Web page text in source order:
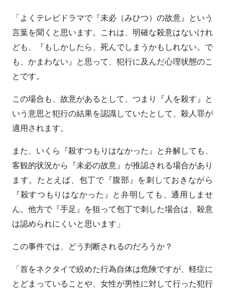
「よくテレビドラマで『未必（みひつ）の故意』という
言葉を聞くと思います。これは、明確な殺意はないけれ
ども、『もしかしたら、死んでしまうかもしれない。で
も、かまわない』と思って、犯行に及んだ心理状態のこ
とです。
この場合も、故意があるとして、つまり『人を殺す』と
いう意思と犯行の結果を認識していたとして、殺人罪が
適用されます。
また、いくら『殺すつもりはなかった』と弁解しても、
客観的状況から『未必の故意』が推認される場合があり
ます。たとえば、包丁で『腹部』を刺しておきながら
『殺すつもりはなかった』と弁明しても、通用しませ
ん。他方で『手足』を狙って包丁で刺した場合は、殺意
は認められにくいと思います」
この事件では、どう判断されるのだろうか？
「首をネクタイで絞めた行為自体は危険ですが、軽症に
とどまっていることや、女性が男性に対して行った犯行